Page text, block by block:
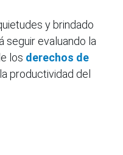
y brindado
seguir evaluando la
los derechos de
productividad del